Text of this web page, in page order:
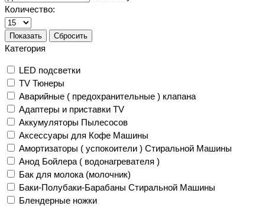
Количество:
Показать Сбросить
Категория
LED подсветки
TV Тюнеры
Аварийные ( предохранительные ) клапана
Адаптеры и приставки TV
Аккумуляторы Пылесосов
Аксессуары для Кофе Машины
Амортизаторы ( успокоители ) Стиральной Машины
Анод Бойлера ( водонагревателя )
Бак для молока (молочник)
Баки-Полубаки-Барабаны Стиральной Машины
Блендерные ножки